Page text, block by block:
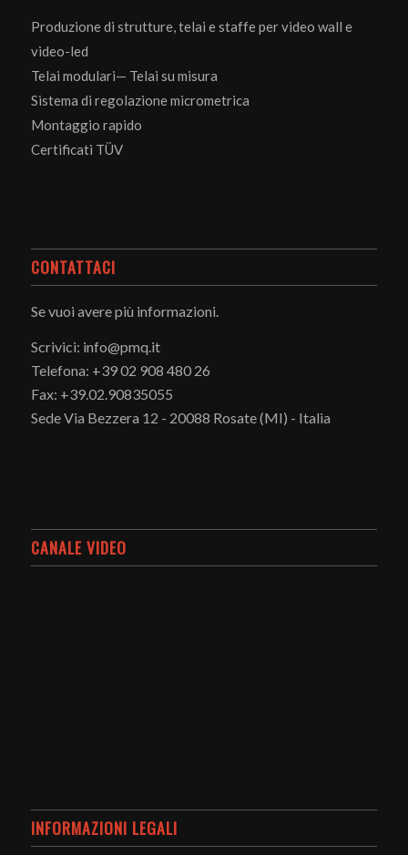
Produzione di strutture, telai e staffe per video wall e
video-led
Telai modulari— Telai su misura
Sistema di regolazione micrometrica
Montaggio rapido
Certificati TÜV
CONTATTACI
Se vuoi avere più informazioni.
Scrivici: info@pmq.it
Telefona: +39 02 908 480 26
Fax: +39.02.90835055
Sede Via Bezzera 12 - 20088 Rosate (MI) - Italia
CANALE VIDEO
INFORMAZIONI LEGALI